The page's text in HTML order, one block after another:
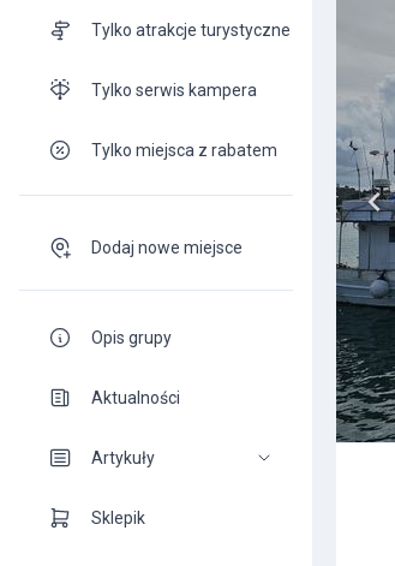
Tylko atrakcje turystyczne
Tylko serwis kampera
Tylko miejsca z rabatem
Dodaj nowe miejsce
Opis grupy
Aktualności
Artykuły
Sklepik